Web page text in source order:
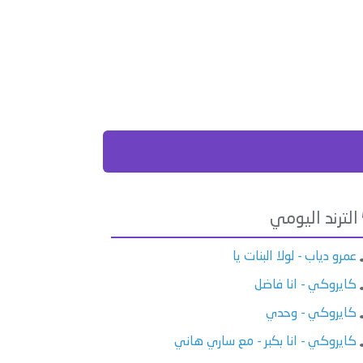
الترند اليومي
عمرو دياب - لولا البنات يا
كايروكي - انا فاضل
كايروكي - وحدي
كايروكي - انا بكبر - مع ساري هاني